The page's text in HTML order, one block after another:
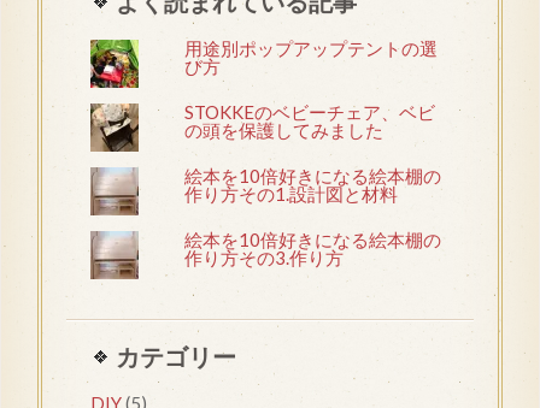
用途別ポップアップテントの選
び方
STOKKEのベビーチェア、ベビ
の頭を保護してみました
絵本を10倍好きになる絵本棚の
作り方その1.設計図と材料
絵本を10倍好きになる絵本棚の
作り方その3.作り方
カテゴリー
DIY(5)